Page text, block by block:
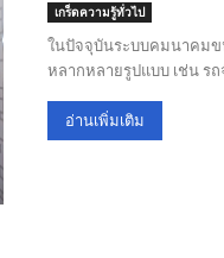
เกร็ดความรู้ทั่วไป
ในปัจจุบันระบบคมนาคมข
หลากหลายรูปแบบ เช่น ร
อ่านเพิ่มเติม